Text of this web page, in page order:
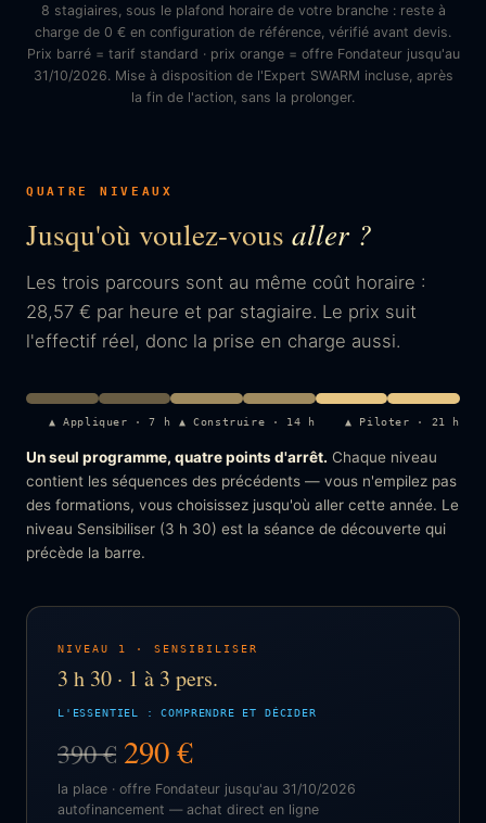
8 stagiaires, sous le plafond horaire de votre branche : reste à
charge de 0 € en configuration de référence, vérifié avant devis.
Prix barré = tarif standard · prix orange = offre Fondateur jusqu'au
31/10/2026. Mise à disposition de l'Expert SWARM incluse, après
la fin de l'action, sans la prolonger.
QUATRE NIVEAUX
Jusqu'où voulez-vous aller ?
Les trois parcours sont au même coût horaire :
28,57 € par heure et par stagiaire. Le prix suit
l'effectif réel, donc la prise en charge aussi.
▲ Appliquer · 7 h ▲ Construire · 14 h ▲ Piloter · 21 h
Un seul programme, quatre points d'arrêt. Chaque niveau
contient les séquences des précédents — vous n'empilez pas
des formations, vous choisissez jusqu'où aller cette année. Le
niveau Sensibiliser (3 h 30) est la séance de découverte qui
précède la barre.
NIVEAU 1 · SENSIBILISER
3 h 30 · 1 à 3 pers.
L'ESSENTIEL : COMPRENDRE ET DÉCIDER
390 € 290 €
la place · offre Fondateur jusqu'au 31/10/2026
autofinancement — achat direct en ligne